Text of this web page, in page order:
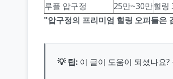
루플 압구정
25만~30만힐링
"압구정의 프리미엄 힐링 오피들은
💡 팁: 이 글이 도움이 되셨나요